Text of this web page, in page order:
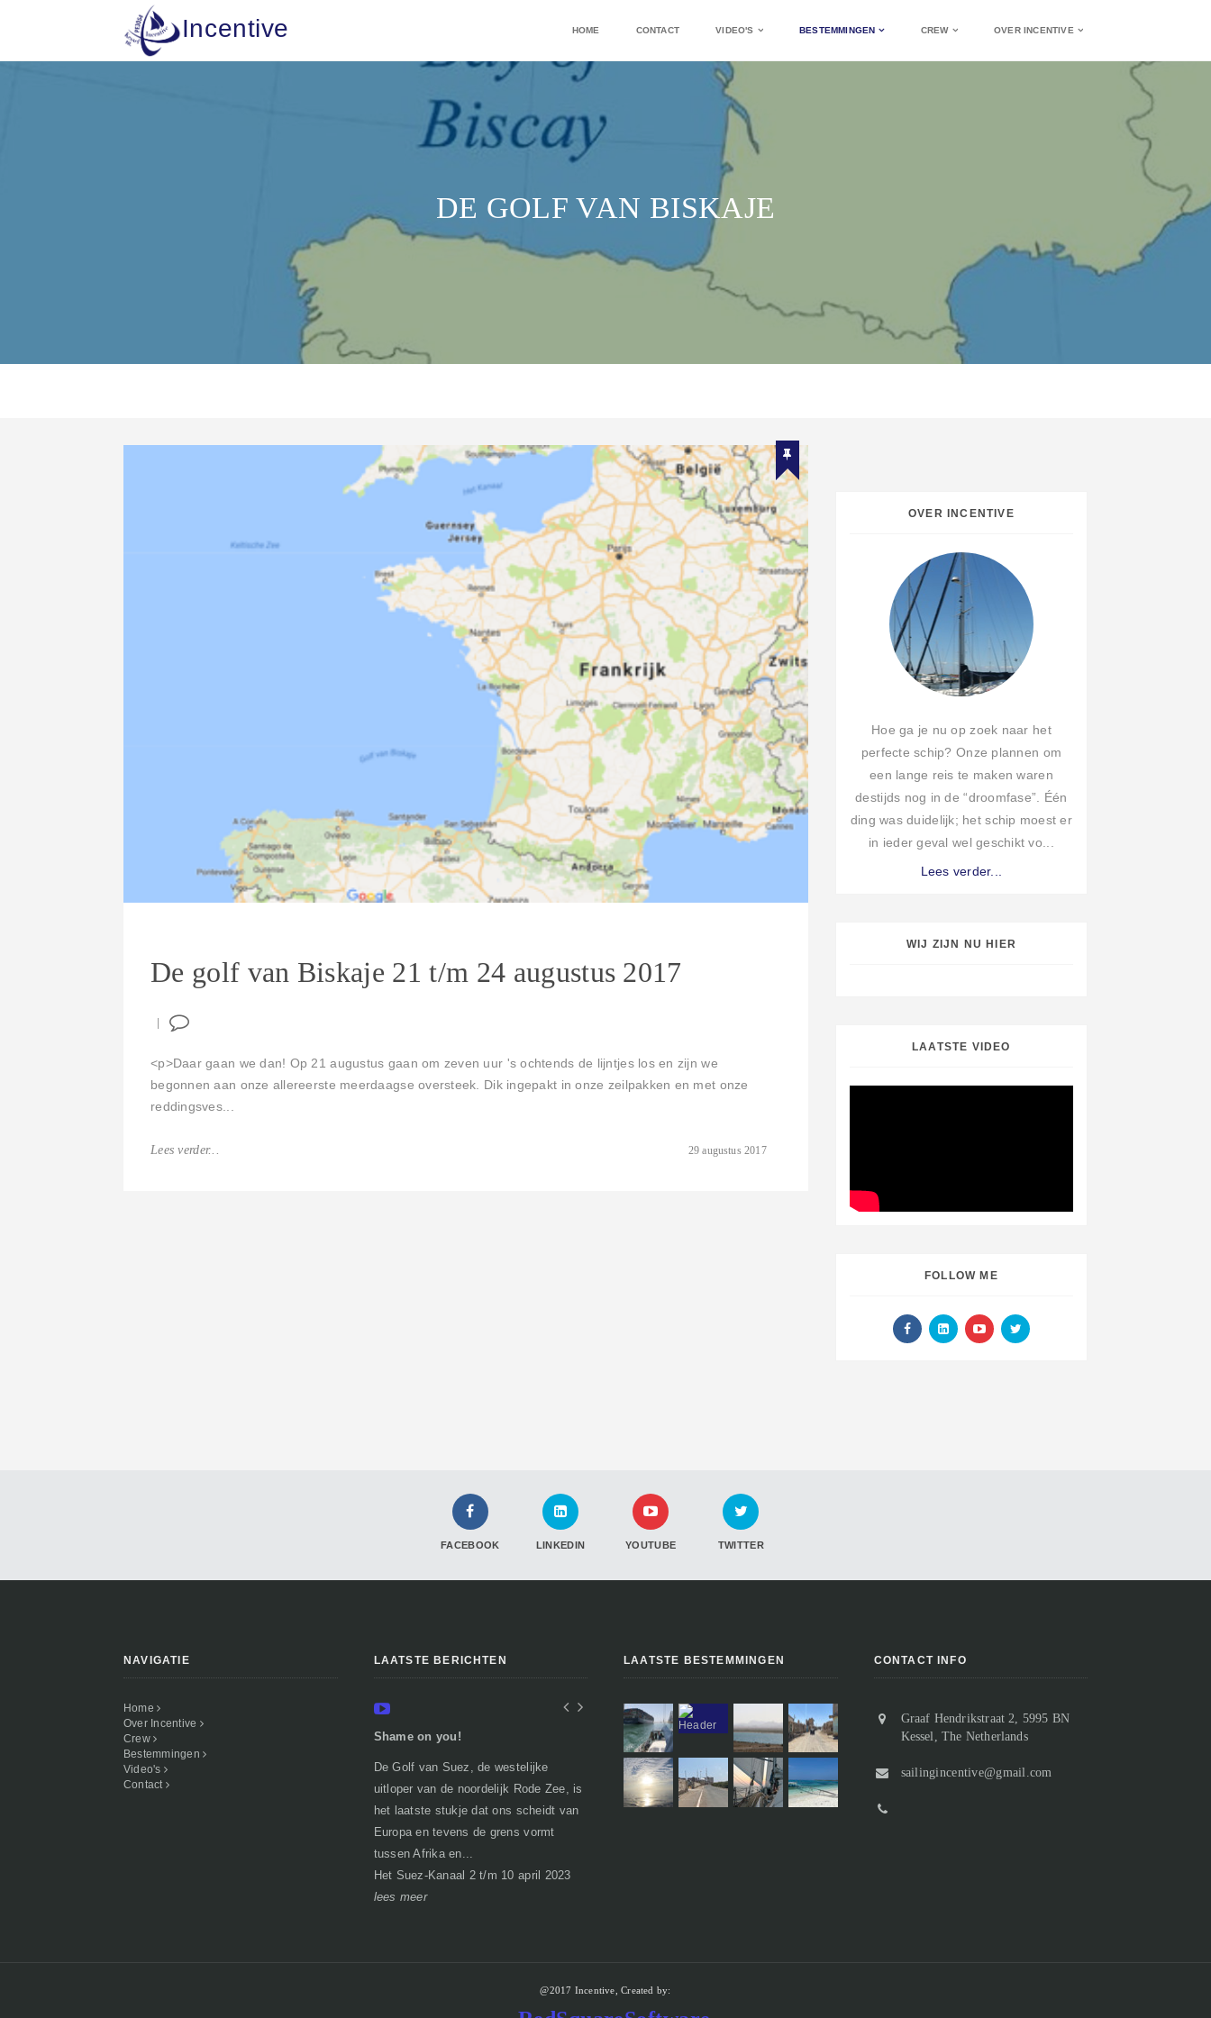
Incentive HOME CONTACT VIDEO'S BESTEMMINGEN CREW OVER INCENTIVE
DE GOLF VAN BISKAJE
De golf van Biskaje 21 t/m 24 augustus 2017
29 augustus 2017
<p>Daar gaan we dan! Op 21 augustus gaan om zeven uur 's ochtends de lijntjes los en zijn we
begonnen aan onze allereerste meerdaagse oversteek. Dik ingepakt in onze zeilpakken en met onze
reddingsves...
Lees verder...
OVER INCENTIVE
Hoe ga je nu op zoek naar het
perfecte schip? Onze plannen om
een lange reis te maken waren
destijds nog in de “droomfase”. Één
ding was duidelijk; het schip moest er
in ieder geval wel geschikt vo...
Lees verder...
WIJ ZIJN NU HIER
LAATSTE VIDEO
FOLLOW ME
FACEBOOK LINKEDIN YOUTUBE TWITTER
NAVIGATIE
Home
Over Incentive
Crew
Bestemmingen
Video's
Contact
LAATSTE BERICHTEN
Shame on you!
De Golf van Suez, de westelijke
uitloper van de noordelijk Rode Zee, is
het laatste stukje dat ons scheidt van
Europa en tevens de grens vormt
tussen Afrika en...
Het Suez-Kanaal 2 t/m 10 april 2023
lees meer
In Egypte of toch niet..
Geen verhalen over woestijnen, farao's
en piramides zoals je misschien zou
verwachten. Egypte heeft bij het
Vertrek uit Suakin, of toch niet?
Na slechts twee nachten in Suakin
houden we het voor gezien en
besluiten we weer een stukje verder
Aangekomen in Sudan
Van de ooit florerende handelspost
LAATSTE BESTEMMINGEN CONTACT INFO
Graaf Hendrikstraat 2, 5995 BN
Kessel, The Netherlands
sailingincentive@gmail.com
@2017 Incentive, Created by: